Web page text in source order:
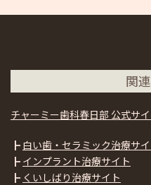
関
チャーミー歯科春日部 公式サ
┣ 白い歯・セラミック治療サ
┣ インプラント治療サイト
┣ くいしばり治療サイト